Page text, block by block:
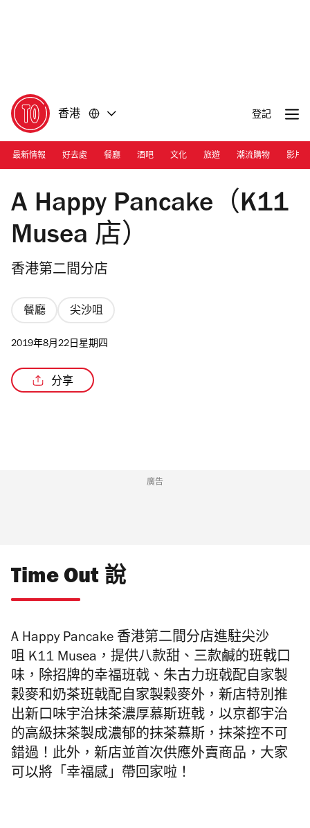
香港 登記
最新情報 好去處 餐廳 酒吧 文化 旅遊 潮流購物 影片
Photo: Ann Chiu
A Happy Pancake（K11
Musea 店）
香港第二間分店
餐廳 尖沙咀
2019年8月22日星期四
分享
廣告
Time Out 說
A Happy Pancake 香港第二間分店進駐尖沙
咀 K11 Musea，提供八款甜、三款鹹的班戟口
味，除招牌的幸福班戟、朱古力班戟配自家製
榖麥和奶茶班戟配自家製榖麥外，新店特別推
出新口味宇治抹茶濃厚慕斯班戟，以京都宇治
的高級抹茶製成濃郁的抹茶慕斯，抹茶控不可
錯過！此外，新店並首次供應外賣商品，大家
可以將「幸福感」帶回家啦！